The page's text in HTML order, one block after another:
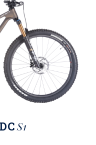
S1